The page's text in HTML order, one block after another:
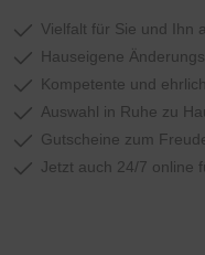
Vielfalt für Sie und Ihn
Hauseigene
Kompetente und
Auswahl in Ruhe zu
Gutscheine zum
Jetzt auch 24/7 online